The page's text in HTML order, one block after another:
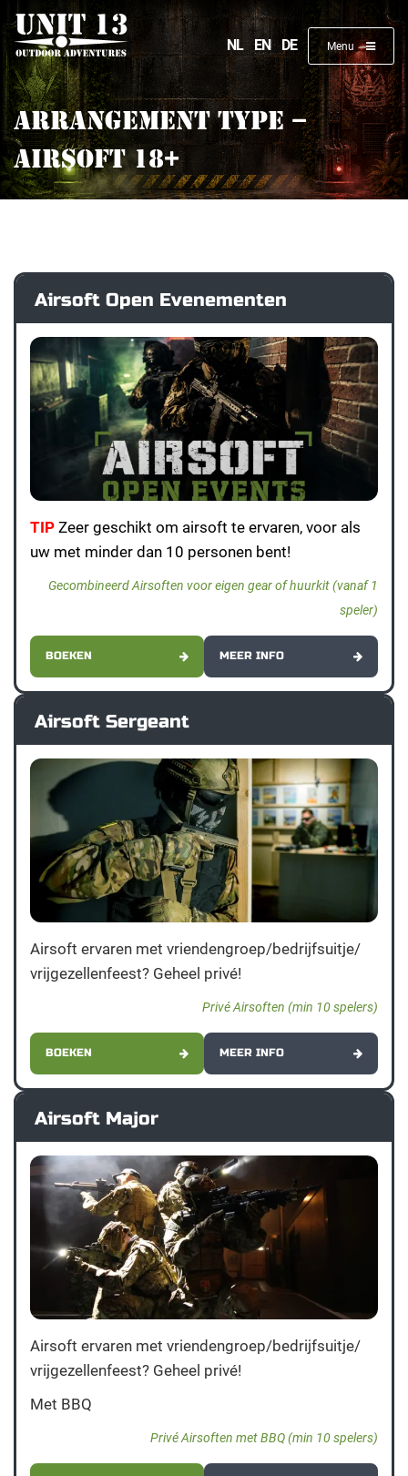
Menu
NL EN DE
COMBI EVENTS
ARCHERY TAG
BOOGSCHIETEN
ARRANGEMENT TYPE –
AIRSOFT 18+
Airsoft Open Evenementen
TIPZeer geschikt om airsoft te ervaren, voor als
uw met minder dan 10 personen bent!
Gecombineerd Airsoften voor eigen gear of huurkit (vanaf 1
speler)
BOEKEN MEER INFO
Airsoft Sergeant
Airsoft ervaren met vriendengroep/bedrijfsuitje/
vrijgezellenfeest? Geheel privé!
Privé Airsoften (min 10 spelers)
BOEKEN MEER INFO
Airsoft Major
Airsoft ervaren met vriendengroep/bedrijfsuitje/
vrijgezellenfeest? Geheel privé!
Met BBQ
Privé Airsoften met BBQ (min 10 spelers)